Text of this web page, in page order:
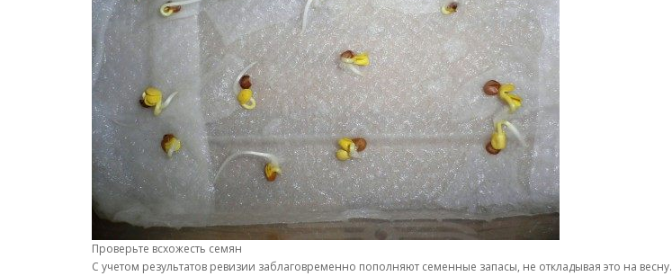
Проверьте всхожесть семян
С учетом результатов ревизии заблаговременно пополняют семенные запасы, не откладывая это на весну.